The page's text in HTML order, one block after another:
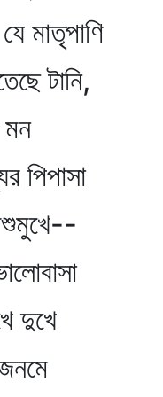
মাতৃপাণি
টানি,
মন
পিপাসা
দুখে